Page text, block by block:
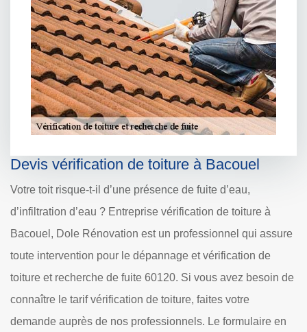
Devis vérification de toiture à Bacouel
Votre toit risque-t-il d’une présence de fuite d’eau,
d’infiltration d’eau ? Entreprise vérification de toiture à
Bacouel, Dole Rénovation est un professionnel qui assure
toute intervention pour le dépannage et vérification de
toiture et recherche de fuite 60120. Si vous avez besoin de
connaître le tarif vérification de toiture, faites votre
demande auprès de nos professionnels. Le formulaire en